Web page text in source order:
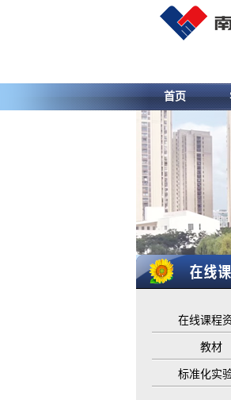
首页
在线课程
教材
标准化实